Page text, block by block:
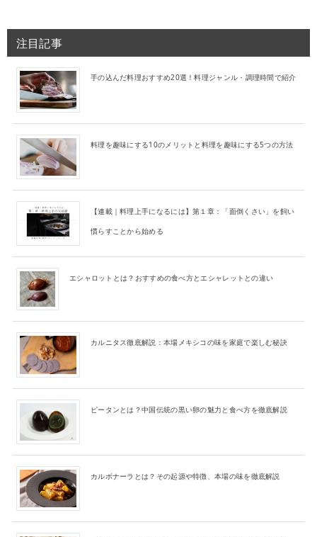
注目記事
手の込んだ料理おすすめ20選！料理ジャンル・調理時間で紹介
料理を趣味にする10のメリットと料理を趣味にする5つの方法
【連載｜料理上手になるには】第１章：「面倒くさい」を飼い
慣らすことから始める
エシャロットとは？おすすめの食べ方とエシャレットとの違い
カルニタス徹底解説：本場メキシコの味を家庭で楽しむ秘訣
ピータンとは？中国伝統の黒い卵の魅力と食べ方を徹底解説
カルボナーラとは？その起源や特徴、本場の味を徹底解説